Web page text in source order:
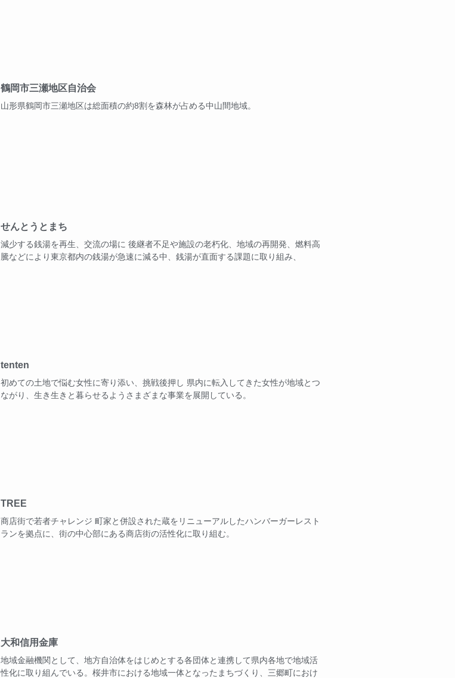
鶴岡市三瀬地区自治会
山形県鶴岡市三瀬地区は総面積の約8割を森林が占める中山間地域。
せんとうとまち
減少する銭湯を再生、交流の場に 後継者不足や施設の老朽化、地域の再開発、燃料高
騰などにより東京都内の銭湯が急速に減る中、銭湯が直面する課題に取り組み、
tenten
初めての土地で悩む女性に寄り添い、挑戦後押し 県内に転入してきた女性が地域とつ
ながり、生き生きと暮らせるようさまざまな事業を展開している。
TREE
商店街で若者チャレンジ 町家と併設された蔵をリニューアルしたハンバーガーレスト
ランを拠点に、街の中心部にある商店街の活性化に取り組む。
大和信用金庫
地域金融機関として、地方自治体をはじめとする各団体と連携して県内各地で地域活
性化に取り組んでいる。桜井市における地域一体となったまちづくり、三郷町におけ